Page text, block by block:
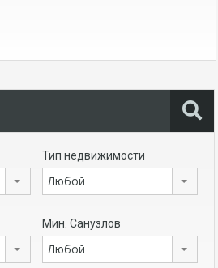
Тип недвижимости
Любой
Мин. Санузлов
Любой